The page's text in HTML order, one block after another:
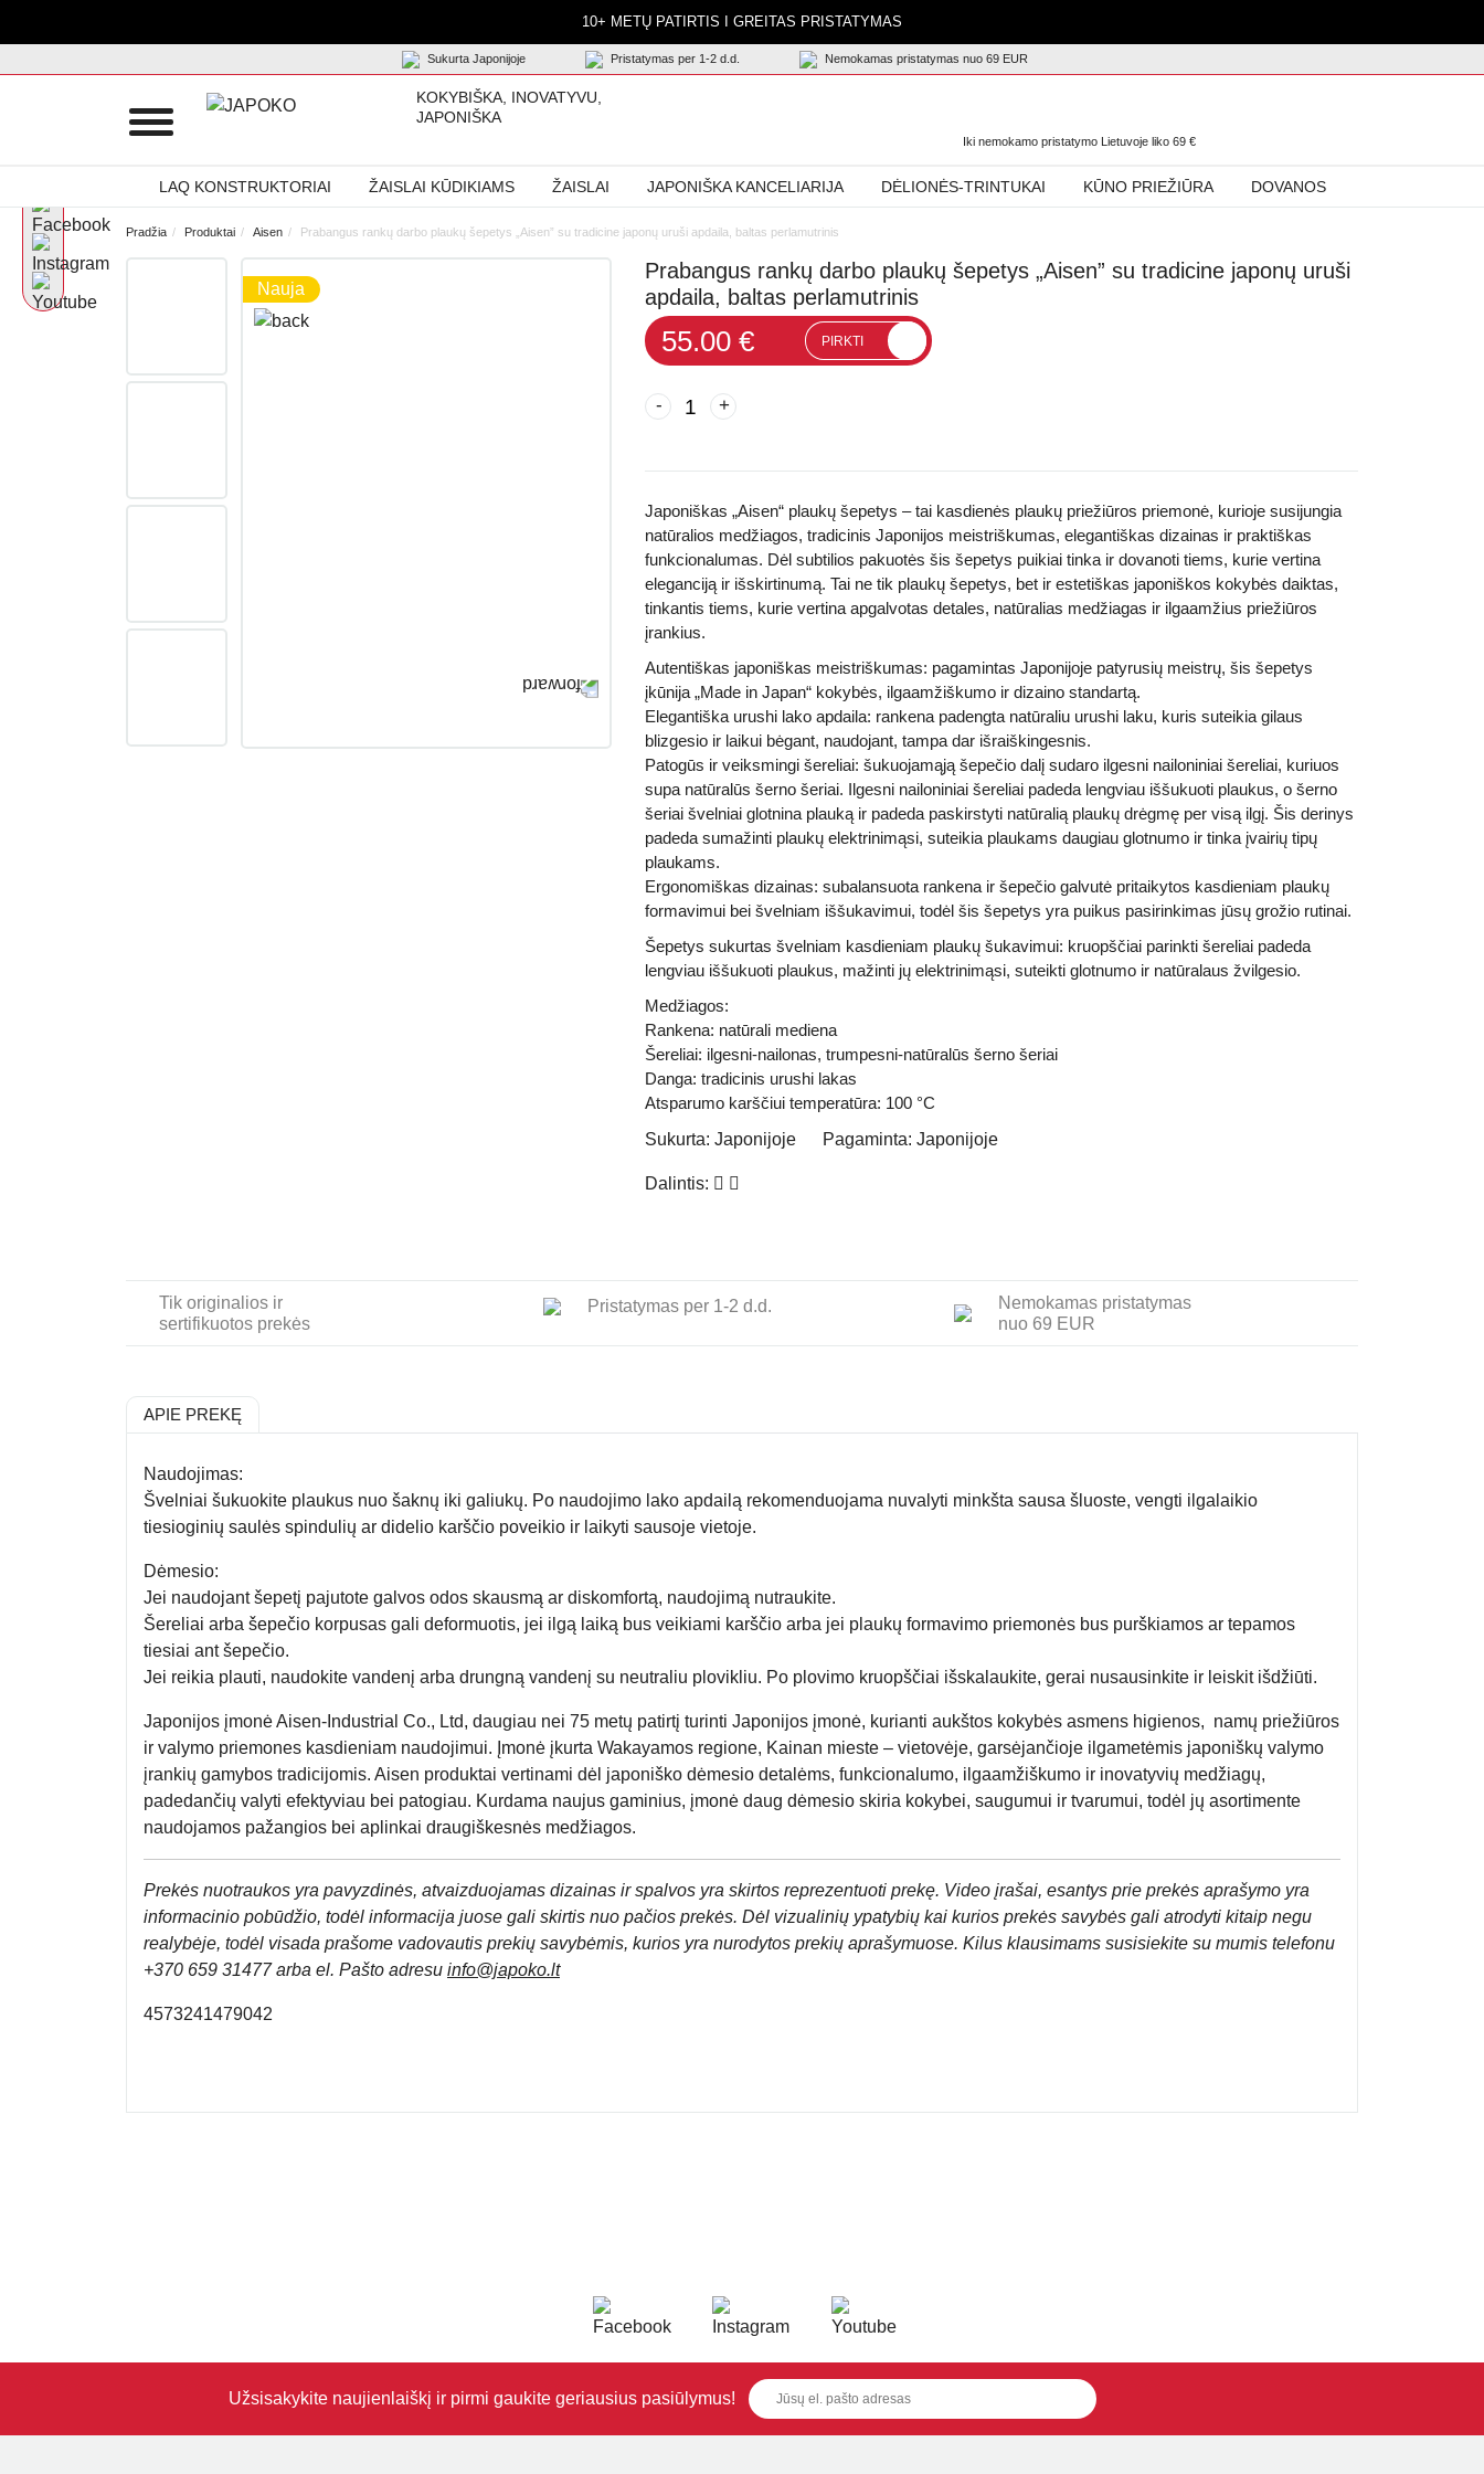
10+ METŲ PATIRTIS I GREITAS PRISTATYMAS
Sukurta Japonijoje Pristatymas per 1-2 d.d. Nemokamas pristatymas nuo 69 EUR
KOKYBIŠKA, INOVATYVU,
JAPONIŠKA
Iki nemokamo pristatymo Lietuvoje liko 69 €
LAQ KONSTRUKTORIAI ŽAISLAI KŪDIKIAMS ŽAISLAI JAPONIŠKA KANCELIARIJA DĖLIONĖS-TRINTUKAI KŪNO PRIEŽIŪRA DOVANOS
Pradžia Produktai Aisen Prabangus rankų darbo plaukų šepetys „Aisen” su tradicine japonų uruši apdaila, baltas perlamutrinis
Nauja
Prabangus rankų darbo plaukų šepetys „Aisen” su tradicine japonų uruši
apdaila, baltas perlamutrinis
55.00 € PIRKTI
- +
Japoniškas „Aisen“ plaukų šepetys – tai kasdienės plaukų priežiūros priemonė, kurioje susijungia
natūralios medžiagos, tradicinis Japonijos meistriškumas, elegantiškas dizainas ir praktiškas
funkcionalumas. Dėl subtilios pakuotės šis šepetys puikiai tinka ir dovanoti tiems, kurie vertina
eleganciją ir išskirtinumą. Tai ne tik plaukų šepetys, bet ir estetiškas japoniškos kokybės daiktas,
tinkantis tiems, kurie vertina apgalvotas detales, natūralias medžiagas ir ilgaamžius priežiūros
įrankius.
Autentiškas japoniškas meistriškumas: pagamintas Japonijoje patyrusių meistrų, šis šepetys
įkūnija „Made in Japan“ kokybės, ilgaamžiškumo ir dizaino standartą.
Elegantiška urushi lako apdaila: rankena padengta natūraliu urushi laku, kuris suteikia gilaus
blizgesio ir laikui bėgant, naudojant, tampa dar išraiškingesnis.
Patogūs ir veiksmingi šereliai: šukuojamąją šepečio dalį sudaro ilgesni nailoniniai šereliai, kuriuos
supa natūralūs šerno šeriai. Ilgesni nailoniniai šereliai padeda lengviau iššukuoti plaukus, o šerno
šeriai švelniai glotnina plauką ir padeda paskirstyti natūralią plaukų drėgmę per visą ilgį. Šis derinys
padeda sumažinti plaukų elektrinimąsi, suteikia plaukams daugiau glotnumo ir tinka įvairių tipų
plaukams.
Ergonomiškas dizainas: subalansuota rankena ir šepečio galvutė pritaikytos kasdieniam plaukų
formavimui bei švelniam iššukavimui, todėl šis šepetys yra puikus pasirinkimas jūsų grožio rutinai.
Šepetys sukurtas švelniam kasdieniam plaukų šukavimui: kruopščiai parinkti šereliai padeda
lengviau iššukuoti plaukus, mažinti jų elektrinimąsi, suteikti glotnumo ir natūralaus žvilgesio.
Medžiagos:
Rankena: natūrali mediena
Šereliai: ilgesni-nailonas, trumpesni-natūralūs šerno šeriai
Danga: tradicinis urushi lakas
Atsparumo karščiui temperatūra: 100 °C
Sukurta: Japonijoje Pagaminta: Japonijoje
Dalintis:
Tik originalios ir
sertifikuotos prekės
Pristatymas per 1-2 d.d.
Nemokamas pristatymas
nuo 69 EUR
APIE PREKĘ
Naudojimas:
Švelniai šukuokite plaukus nuo šaknų iki galiukų. Po naudojimo lako apdailą rekomenduojama nuvalyti minkšta sausa šluoste, vengti ilgalaikio
tiesioginių saulės spindulių ar didelio karščio poveikio ir laikyti sausoje vietoje.
Dėmesio:
Jei naudojant šepetį pajutote galvos odos skausmą ar diskomfortą, naudojimą nutraukite.
Šereliai arba šepečio korpusas gali deformuotis, jei ilgą laiką bus veikiami karščio arba jei plaukų formavimo priemonės bus purškiamos ar tepamos
tiesiai ant šepečio.
Jei reikia plauti, naudokite vandenį arba drungną vandenį su neutraliu plovikliu. Po plovimo kruopščiai išskalaukite, gerai nusausinkite ir leiskit išdžiūti.
Japonijos įmonė Aisen-Industrial Co., Ltd, daugiau nei 75 metų patirtį turinti Japonijos įmonė, kurianti aukštos kokybės asmens higienos, namų priežiūros
ir valymo priemones kasdieniam naudojimui. Įmonė įkurta Wakayamos regione, Kainan mieste – vietovėje, garsėjančioje ilgametėmis japoniškų valymo
įrankių gamybos tradicijomis. Aisen produktai vertinami dėl japoniško dėmesio detalėms, funkcionalumo, ilgaamžiškumo ir inovatyvių medžiagų,
padedančių valyti efektyviau bei patogiau. Kurdama naujus gaminius, įmonė daug dėmesio skiria kokybei, saugumui ir tvarumui, todėl jų asortimente
naudojamos pažangios bei aplinkai draugiškesnės medžiagos.
Prekės nuotraukos yra pavyzdinės, atvaizduojamas dizainas ir spalvos yra skirtos reprezentuoti prekę. Video įrašai, esantys prie prekės aprašymo yra
informacinio pobūdžio, todėl informacija juose gali skirtis nuo pačios prekės. Dėl vizualinių ypatybių kai kurios prekės savybės gali atrodyti kitaip negu
realybėje, todėl visada prašome vadovautis prekių savybėmis, kurios yra nurodytos prekių aprašymuose. Kilus klausimams susisiekite su mumis telefonu
+370 659 31477 arba el. Pašto adresu info@japoko.lt
4573241479042
Užsisakykite naujienlaiškį ir pirmi gaukite geriausius pasiūlymus!